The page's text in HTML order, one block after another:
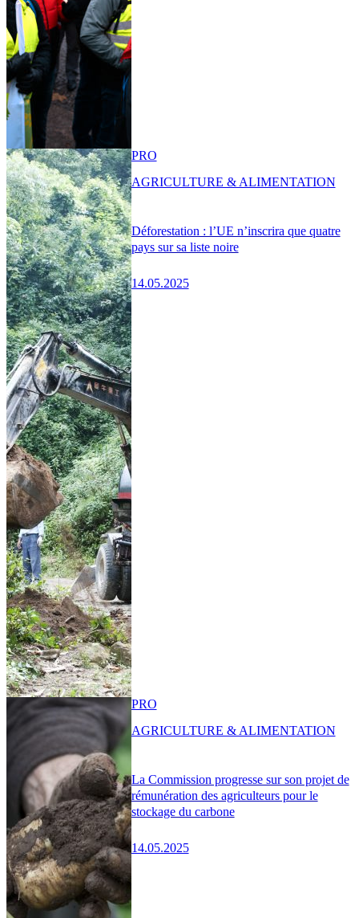
Déforestation : l’UE n’inscrira que quatre
pays sur sa liste noire
14.05.2025
PRO
AGRICULTURE & ALIMENTATION
La Commission progresse sur son projet de
rémunération des agriculteurs pour le
stockage du carbone
14.05.2025
PRO
AGRICULTURE & ALIMENTATION